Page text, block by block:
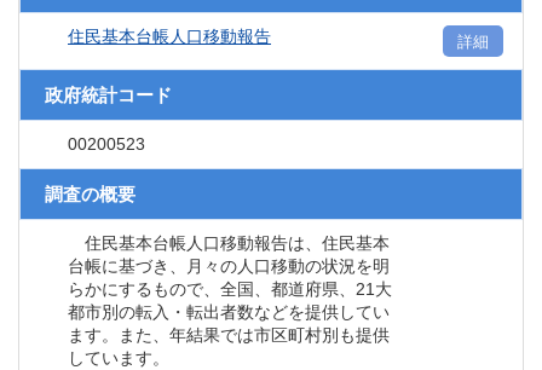
住民基本台帳人口移動報告 詳細
政府統計コード
00200523
調査の概要
住民基本台帳人口移動報告は、住民基本
台帳に基づき、月々の人口移動の状況を明
らかにするもので、全国、都道府県、21大
都市別の転入・転出者数などを提供してい
ます。また、年結果では市区町村別も提供
しています。